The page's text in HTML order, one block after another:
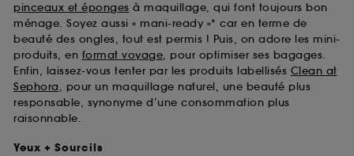
pinceaux et éponges à maquillage, qui font toujours bon
ménage. Soyez aussi « mani-ready »* car en terme de
beauté des ongles, tout est permis ! Puis, on adore les mini-
produits, en format voyage, pour optimiser ses bagages.
Enfin, laissez-vous tenter par les produits labellisés Clean at
Sephora, pour un maquillage naturel, une beauté plus
responsable, synonyme d’une consommation plus
raisonnable.
Yeux + Sourcils